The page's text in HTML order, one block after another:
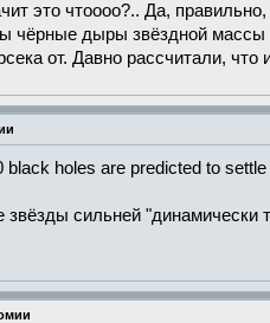
это чтоооо?.. Да, правильно,
чёрные дыры звёздной массы
от. Давно рассчитали,
black holes are predicted to
сильней "динамически